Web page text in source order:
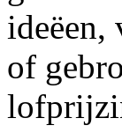
ideëen,
of